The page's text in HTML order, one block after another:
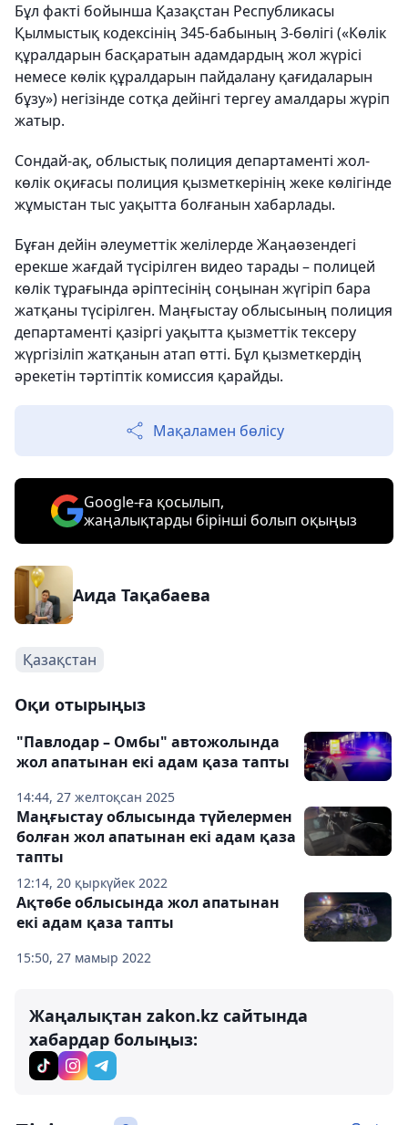
Бұл факті бойынша Қазақстан Республикасы
Қылмыстық кодексінің 345-бабының 3-бөлігі («Көлiк
құралдарын басқаратын адамдардың жол жүрісі
немесе көлiк құралдарын пайдалану қағидаларын
бұзу») негізінде сотқа дейінгі тергеу амалдары жүріп
жатыр.
Сондай-ақ, облыстық полиция департаменті жол-
көлік оқиғасы полиция қызметкерінің жеке көлігінде
жұмыстан тыс уақытта болғанын хабарлады.
Бұған дейін әлеуметтік желілерде Жаңаөзендегі
ерекше жағдай түсірілген видео тарады – полицей
көлік тұрағында әріптесінің соңынан жүгіріп бара
жатқаны түсірілген. Маңғыстау облысының полиция
департаменті қазіргі уақытта қызметтік тексеру
жүргізіліп жатқанын атап өтті. Бұл қызметкердің
әрекетін тәртіптік комиссия қарайды.
Мақаламен бөлісу
Google-ға қосылып,
жаңалықтарды бірінші болып оқыңыз
Аида Тақабаева
Қазақстан
Оқи отырыңыз
14:44, 27 желтоқсан 2025
"Павлодар – Омбы" автожолында
жол апатынан екі адам қаза тапты
12:14, 20 қыркүйек 2022
Маңғыстау облысында түйелермен
болған жол апатынан екі адам қаза
тапты
15:50, 27 мамыр 2022
Ақтөбе облысында жол апатынан
екі адам қаза тапты
Жаңалықтан zakon.kz сайтында
хабардар болыңыз: